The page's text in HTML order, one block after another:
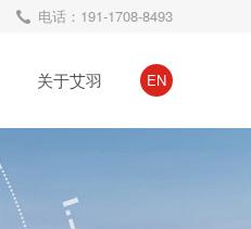
电话：191-1708-8493
关于艾羽 EN